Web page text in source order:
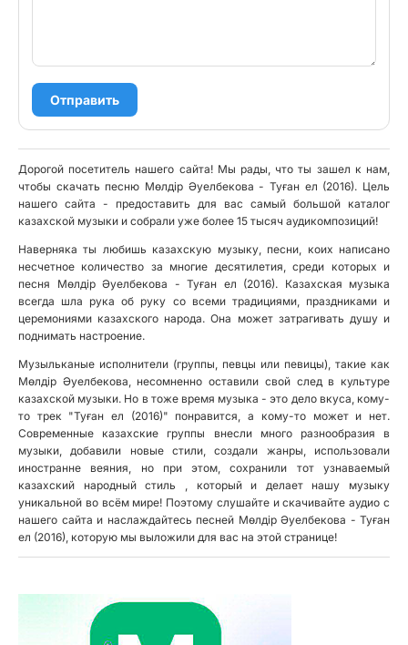
Отправить
Дорогой посетитель нашего сайта! Мы рады, что ты зашел к нам,
чтобы скачать песню Мөлдір Әуелбекова - Туған ел (2016). Цель
нашего сайта - предоставить для вас самый большой каталог
казахской музыки и собрали уже более 15 тысяч аудикомпозиций!
Наверняка ты любишь казахскую музыку, песни, коих написано
несчетное количество за многие десятилетия, среди которых и
песня Мөлдір Әуелбекова - Туған ел (2016). Казахская музыка
всегда шла рука об руку со всеми традициями, праздниками и
церемониями казахского народа. Она может затрагивать душу и
поднимать настроение.
Музыльканые исполнители (группы, певцы или певицы), такие как
Мөлдір Әуелбекова, несомненно оставили свой след в культуре
казахской музыки. Но в тоже время музыка - это дело вкуса, кому-
то трек "Туған ел (2016)" понравится, а кому-то может и нет.
Современные казахские группы внесли много разнообразия в
музыки, добавили новые стили, создали жанры, использовали
иностранне веяния, но при этом, сохранили тот узнаваемый
казахский народный стиль , который и делает нашу музыку
уникальной во всём мире! Поэтому слушайте и скачивайте аудио с
нашего сайта и наслаждайтесь песней Мөлдір Әуелбекова - Туған
ел (2016), которую мы выложили для вас на этой странице!